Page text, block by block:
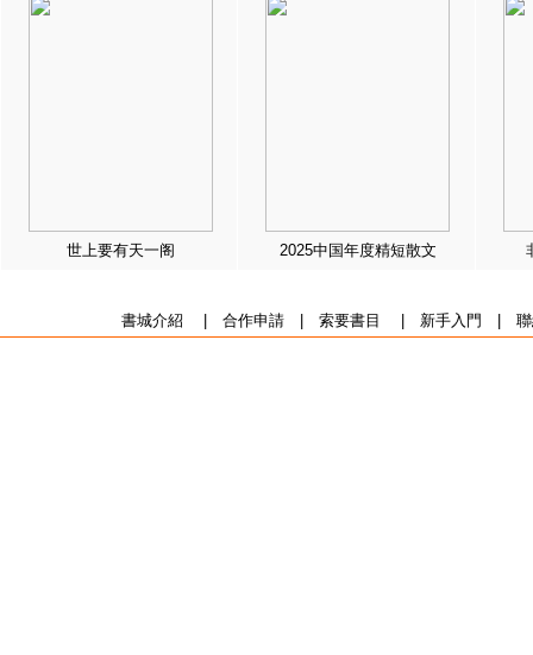
世上要有天一阁 2025中国年度精短散文
書城介紹 合作申請| 索要書目 新手入門